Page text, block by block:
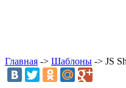
Главная -> Шаблоны -> JS